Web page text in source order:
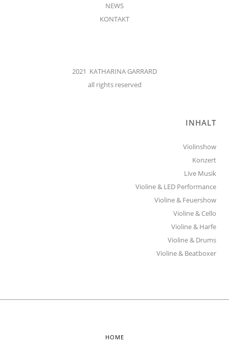
NEWS
KONTAKT
2021 KATHARINA GARRARD
all rights reserved
INHALT
Violinshow
Konzert
Live Musik
Violine & LED Performance
Violine & Feuershow
Violine & Cello
Violine & Harfe
Violine & Drums
Violine & Beatboxer
HOME